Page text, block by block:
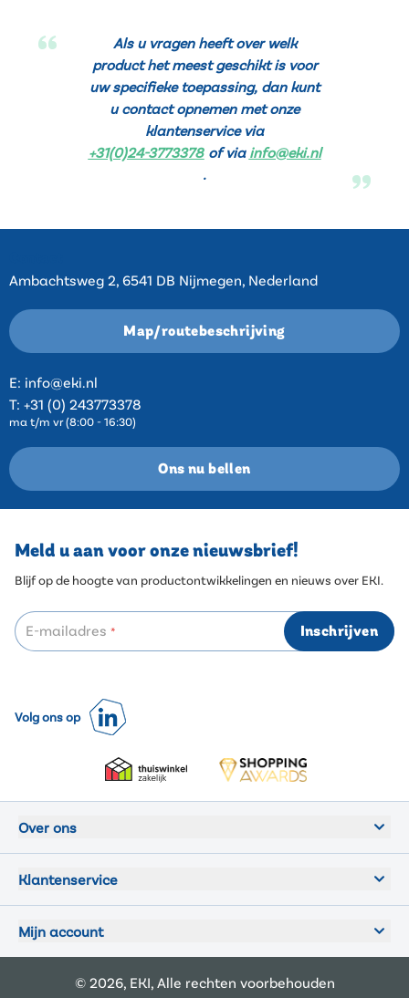
Als u vragen heeft over welk
product het meest geschikt is voor
uw specifieke toepassing, dan kunt
u contact opnemen met onze
klantenservice via
+31(0)24-3773378of via info@eki.nl
.
Ambachtsweg 2, 6541 DB Nijmegen, Nederland
Map/routebeschrijving
E: info@eki.nl
T: +31 (0) 243773378
ma t/m vr (8:00 - 16:30)
Ons nu bellen
Meld u aan voor onze nieuwsbrief!
Blijf op de hoogte van productontwikkelingen en nieuws over EKI.
E-mailadres * Inschrijven
Volg ons op
Over ons
Klantenservice
Mijn account
© 2026, EKI, Alle rechten voorbehouden